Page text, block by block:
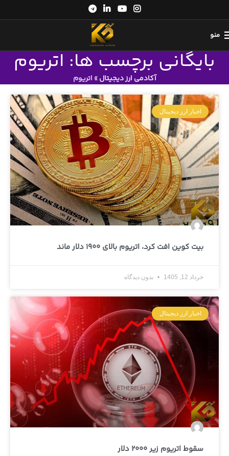
منو
بایگانی برچسب ها: اتریوم
آکادمی ارز دیجیتال» اتریوم
اخبار ارز دیجیتال
بیت کوین افت کرد، اتریوم بالای 1900 دلار ماند
خرداد 12, 1405 بدون دیدگاه
اخبار ارز دیجیتال
سقوط اتریوم زیر 2000 دلار